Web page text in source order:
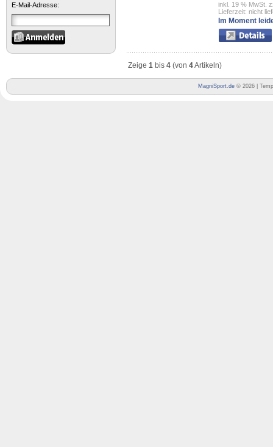
E-Mail-Adresse:
inkl. 19 % MwSt.
Lieferzeit: nicht
Im Moment
Zeige 1 bis 4 (von 4Artikeln)
MagniSport.de © 2026 |